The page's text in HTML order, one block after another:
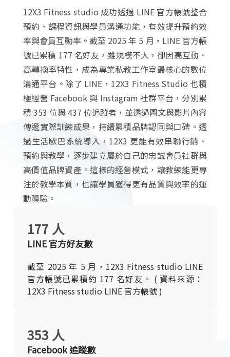
12X3 Fitness studio 成功透過 LINE 官方帳號整合
預約、課程資訊與學員溝通功能，有效提升預約效
率與會員互動率。截至 2025 年 5 月，LINE 官方帳
號已累積 177 名好友，雖規模不大，卻因高互動、
高轉換率特性，成為專業私教工作室最核心的數位
溝通平台。除了 LINE，12X3 Fitness Studio 也積
極經營 Facebook 與 Instagram 社群平台，分別累
積 353 位與 437 位追蹤者，並透過圖文與影片內容
傳遞實際訓練成果，持續累積品牌認同與口碑。透
過生活歐巴系統導入，12X3 更能有效串聯行銷、
預約與教學，逐步建立屬於自己的忠誠會員社群與
高價值品牌資產。這樣的經營模式，讓教練能更專
注於教學本質，也讓學員獲得更有品質與效率的運
動體驗。
LINE 官方好友數
截至 2025 年 5 月，12X3 Fitness studio LINE
官方帳號已累積約 177 名好友。 ( 資料來源：
12X3 Fitness studio LINE 官方帳號 )
177 人
Facebook 追蹤數
353 人